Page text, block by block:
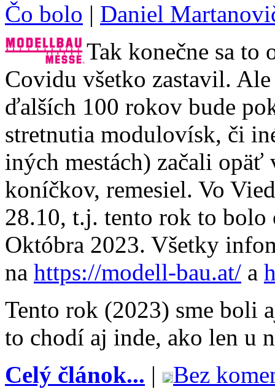
Čo bolo | Daniel
Tak konečne sa to
Covidu všetko zastavil.
ďalších 100 rokov bude
stretnutia modulovísk, či
iných mestách) začali
koníčkov, remesiel. Vo
28.10, t.j. tento rok to bolo
Októbra 2023. Všetky
na https://modell-bau.at/ a
Tento rok (2023) sme boli
to chodí aj inde, ako len u
Celý článok... | Bez